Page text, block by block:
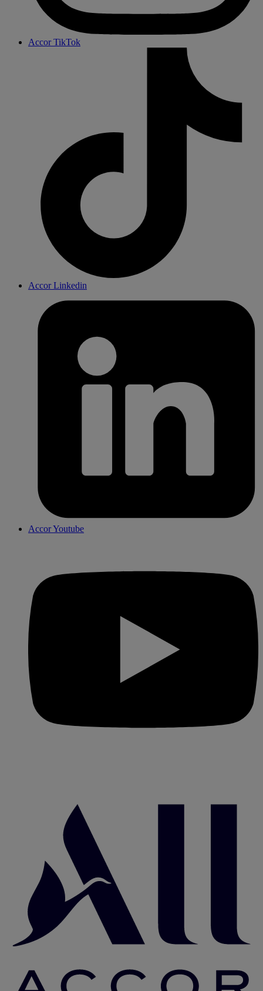
Accor TikTok
Accor Linkedin
Accor Youtube